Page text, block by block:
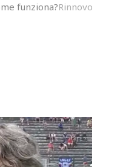
funziona?Rinnovo